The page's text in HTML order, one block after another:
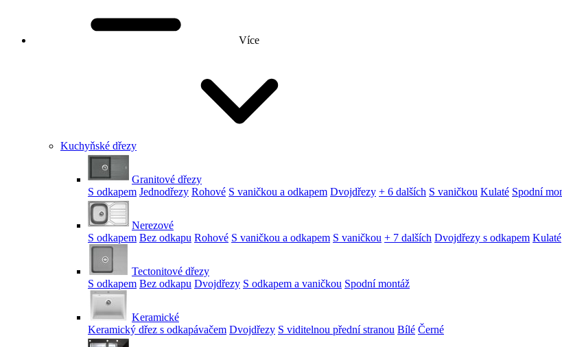
Více
Kuchyňské dřezy
Granitové dřezy
S odkapem Jednodřezy Rohové S vaničkou a odkapem Dvojdřezy + 6 dalších S vaničkou Kulaté Spodní
Nerezové
S odkapem Bez odkapu Rohové S vaničkou a odkapem S vaničkou + 7 dalších Dvojdřezy s odkapem Kulaté
Tectonitové dřezy
S odkapem Bez odkapu Dvojdřezy S odkapem a vaničkou Spodní montáž
Keramické
Keramický dřez s odkapávačem Dvojdřezy S viditelnou přední stranou Bílé Černé